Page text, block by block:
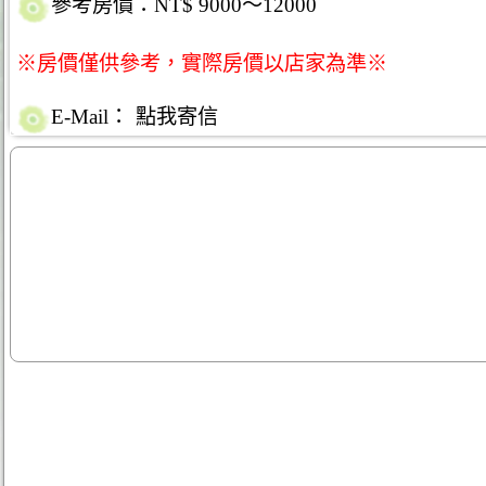
參考房價：NT$ 9000～12000
※房價僅供參考，實際房價以店家為準※
E-Mail： 點我寄信